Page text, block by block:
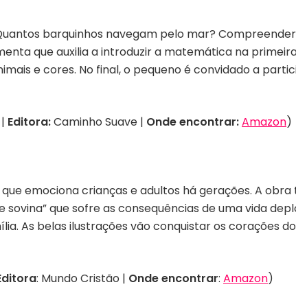
barquinhos navegam pelo mar?
que auxilia a introduzir a matemática na
e cores. No final, o pequeno é convidado a
Editora:Caminho Suave | Onde encontrar:Amazon)
que emociona crianças e adultos há gerações. A
que sofre as consequências de uma vida
As belas ilustrações vão conquistar os corações
: Mundo Cristão | Onde encontrar: Amazon)